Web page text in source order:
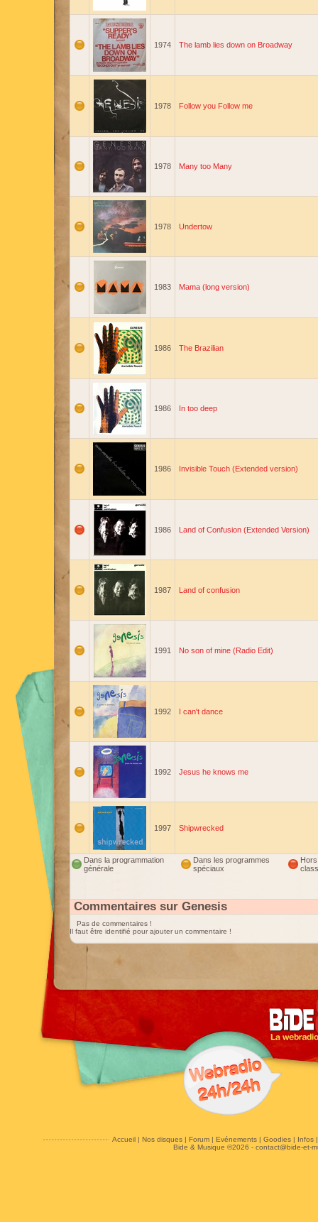
1974 The lamb lies down on Broadway
1978 Follow you Follow me
1978 Many too Many
1978 Undertow
1983 Mama (long version)
1986 The Brazilian
1986 In too deep
1986 Invisible Touch (Extended version)
1986 Land of Confusion (Extended Version)
1987 Land of confusion
1991 No son of mine (Radio Edit)
1992 I can't dance
1992 Jesus he knows me
1997 Shipwrecked
Dans la programmation
générale
Dans les programmes
spéciaux
Hors
Commentaires sur Genesis
Pas de commentaires !
Il faut être identifié pour ajouter un commentaire !
Accueil| Nos disques| Forum| Evénements| Goodies| Infos
Bide & Musique ©2026 - contact@bide-et-